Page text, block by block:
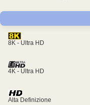
8K - Ultra HD
4K - Ultra HD
Alta Definizione